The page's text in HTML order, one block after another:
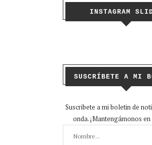
INSTAGRAM
SUSCRÍBETE A MI
Suscribete a mi boletin de
onda. ¡Mantengámonos